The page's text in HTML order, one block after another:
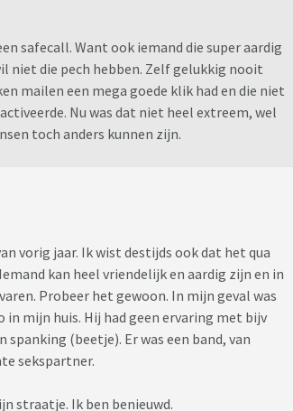
safecall. Want ook iemand die super aardig
niet die pech hebben. Zelf gelukkig nooit
mailen een mega goede klik had en die niet
Nu was dat niet heel extreem, wel
toch anders kunnen zijn.
vorig jaar. Ik wist destijds ook dat het qua
kan heel vriendelijk en aardig zijn en in
Probeer het gewoon. In mijn geval was
in mijn huis. Hij had geen ervaring met bijv
(beetje). Er was een band, van
sekspartner.
straatje. Ik ben benieuwd.